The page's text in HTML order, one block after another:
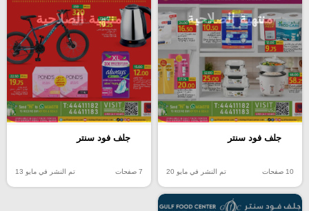
منتهية الصلاحية
جلف فود سنتر
10 صفحات تم النشر في مايو 20
منتهية الصلاحية
جلف فود سنتر
7 صفحات تم النشر في مايو 13